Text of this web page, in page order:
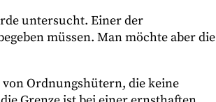
untersucht. Einer der
müssen. Man möchte aber die
Ordnungshütern, die keine